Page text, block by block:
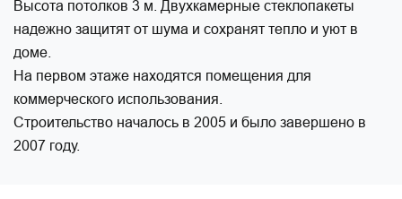
Высота потолков 3 м. Двухкамерные стеклопакеты
надежно защитят от шума и сохранят тепло и уют в
доме.
На первом этаже находятся помещения для
коммерческого использования.
Строительство началось в 2005 и было завершено в
2007 году.